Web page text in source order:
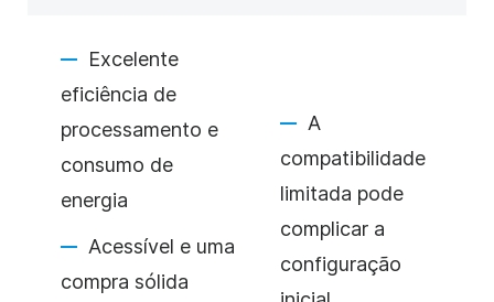
Excelente
eficiência de
processamento e
consumo de
energia
Acessível e uma
compra sólida
A
compatibilidade
limitada pode
complicar a
configuração